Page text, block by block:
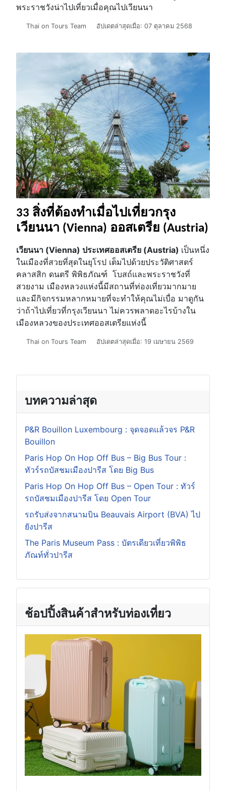
พระราชวังน่าไปเที่ยวเมื่อคุณไปเวียนนา
รายละเอียด
Thai on Tours Team อัปเดตล่าสุดเมื่อ: 07 ตุลาคม 2568
33 สิ่งที่ต้องทำเมื่อไปเที่ยวกรุง
เวียนนา (Vienna) ออสเตรีย (Austria)
เวียนนา (Vienna) ประเทศออสเตรีย (Austria) เป็นหนึ่ง
ในเมืองที่สวยที่สุดในยุโรป เต็มไปด้วยประวัติศาสตร์
คลาสสิก ดนตรี พิพิธภัณฑ์ โบสถ์และพระราชวังที่
สวยงาม เมืองหลวงแห่งนี้มีสถานที่ท่องเที่ยวมากมาย
และมีกิจกรรมหลากหมายที่จะทำให้คุณไม่เบื่อ มาดูกัน
ว่าถ้าไปเที่ยวที่กรุงเวียนนา ไม่ควรพลาดอะไรบ้างใน
เมืองหลวงของประเทศออสเตรียแห่งนี้
รายละเอียด
Thai on Tours Team อัปเดตล่าสุดเมื่อ: 19 เมษายน 2569
บทความล่าสุด
P&R Bouillon Luxembourg : จุดจอดแล้วจร P&R
Bouillon
Paris Hop On Hop Off Bus – Big Bus Tour :
ทัวร์รถบัสชมเมืองปารีส โดย Big Bus
Paris Hop On Hop Off Bus – Open Tour : ทัวร์
รถบัสชมเมืองปารีส โดย Open Tour
รถรับส่งจากสนามบิน Beauvais Airport (BVA) ไป
ยังปารีส
The Paris Museum Pass : บัตรเดียวเที่ยวพิพิธ
ภัณท์ทั่วปารีส
ช้อปปิ้งสินค้าสำหรับท่องเที่ยว